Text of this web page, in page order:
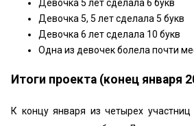
Девочка 5 лет сделала 6 букв
Девочка 5, 5 лет сделала 5 букв
Девочка 6 лет сделала 10 букв
Одна из девочек болела почти
Итоги проекта (конец января
К концу января из четырех